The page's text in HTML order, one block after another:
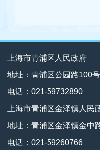
上海市青浦区人民政府
地址：青浦区公园路100号
电话：021-59732890
上海市青浦区金泽镇人民
地址：青浦区金泽镇金中
电话：021-59260766